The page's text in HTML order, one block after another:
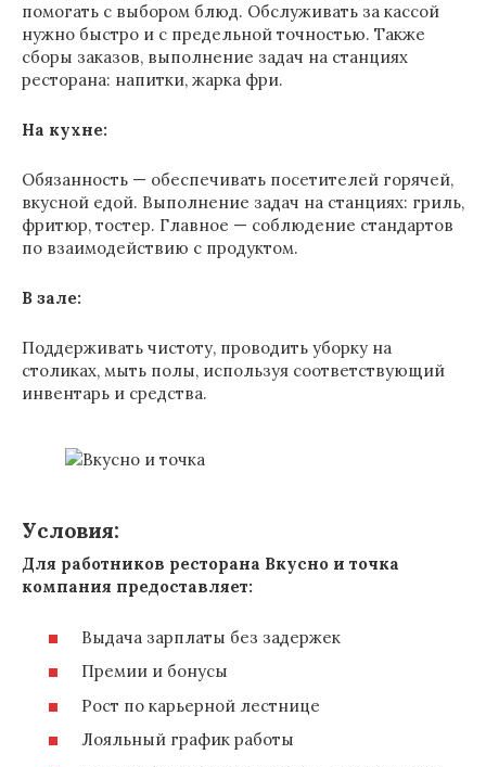
помогать с выбором блюд. Обслуживать за кассой
нужно быстро и с предельной точностью. Также
сборы заказов, выполнение задач на станциях
ресторана: напитки, жарка фри.
На кухне:
Обязанность — обеспечивать посетителей горячей,
вкусной едой. Выполнение задач на станциях: гриль,
фритюр, тостер. Главное — соблюдение стандартов
по взаимодействию с продуктом.
В зале:
Поддерживать чистоту, проводить уборку на
столиках, мыть полы, используя соответствующий
инвентарь и средства.
Условия:
Для работников ресторана Вкусно и точка
компания предоставляет:
Выдача зарплаты без задержек
Премии и бонусы
Рост по карьерной лестнице
Лояльный график работы